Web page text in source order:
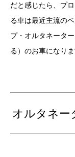
だと感じたら、プ
る車は最近主流の
プ・オルタネータ
る）のお車になりま
オルタネー